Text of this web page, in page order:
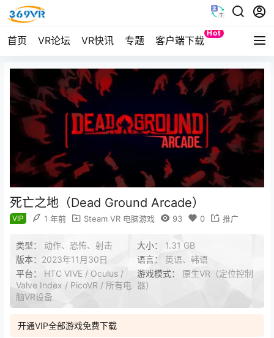
首页 VR论坛 VR快讯 专题 客户端下载
Hot
Quest
死亡之地（Dead Ground Arcade）
VIP 1 年前 Steam VR 电脑游戏 93 0 推广
类型： 动作、恐怖、射击 大小： 1.31 GB
版本： 2023年11月30日 语言： 英语、韩语
平台： HTC VIVE / Oculus /
Valve Index / PicoVR / 所有电
脑VR设备
游戏模式： 原生VR（定位控制
器）
开通VIP全部游戏免费下载